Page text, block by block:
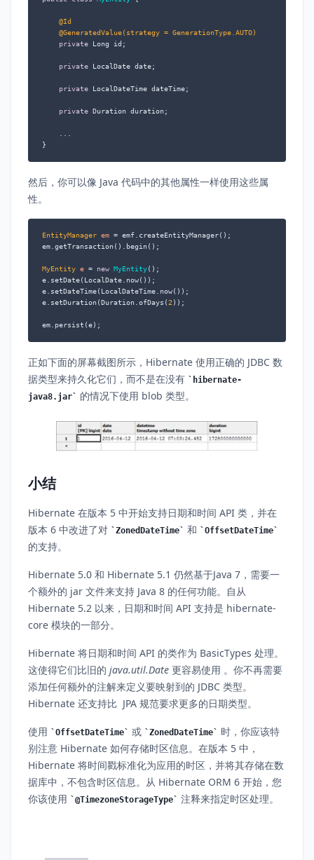
@Id
@GeneratedValue(strategy = GenerationType.AUTO)
private Long id;
private LocalDate date;
private LocalDateTime dateTime;
private Duration duration;
}
然后，你可以像 Java 代码中的其他属性一样使用这些属
性。
EntityManager em = emf.createEntityManager();
em.getTransaction().begin();
MyEntity e = new MyEntity();
e.setDate(LocalDate.now());
e.setDateTime(LocalDateTime.now());
e.setDuration(Duration.ofDays(2 ));
em.persist(e);
正如下面的屏幕截图所示，Hibernate 使用正确的 JDBC 数
据类型来持久化它们，而不是在没有
hibernate-
java8.jar
的情况下使用 blob 类型。
小结
Hibernate 在版本 5 中开始支持日期和时间 API 类，并在
版本 6 中改进了对
ZonedDateTime 和 OffsetDateTime
的支持。
Hibernate 5.0 和 Hibernate 5.1 仍然基于Java 7，需要一
个额外的 jar 文件来支持 Java 8 的任何功能。自从
Hibernate 5.2 以来，日期和时间 API 支持是 hibernate-
core 模块的一部分。
Hibernate 将日期和时间 API 的类作为 BasicTypes 处理。
这使得它们比旧的 java.util.Date 更容易使用 。你不再需要
添加任何额外的注解来定义要映射到的 JDBC 类型。
Hibernate 还支持比 JPA 规范要求更多的日期类型。
使用 OffsetDateTime 或 ZonedDateTime
时，你应该特
别注意 Hibernate 如何存储时区信息。在版本 5 中，
Hibernate 将时间戳标准化为应用的时区，并将其存储在数
据库中，不包含时区信息。从 Hibernate ORM 6 开始，您
你该使用
@TimezoneStorageType 注释来指定时区处理。